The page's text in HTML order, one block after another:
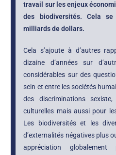
travail sur les enjeux
des biodiversités. Cela
milliards de dollars.
Cela s’ajoute à d’autres
dizaine d’années sur
considérables sur des
sein et entre les sociétés
des discriminations
culturelles mais aussi pour
Les biodiversités et les
d’externalités négatives plus
appréciation globalement